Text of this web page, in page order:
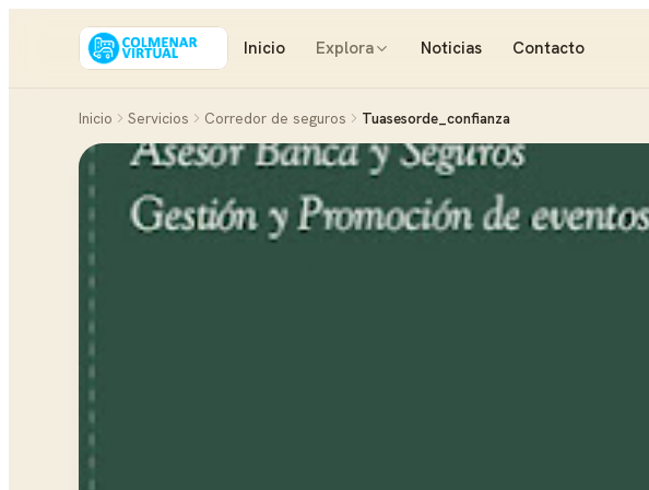
Inicio Explora Noticias Contacto
Inicio Servicios Corredor de seguros Tuasesorde_confianza